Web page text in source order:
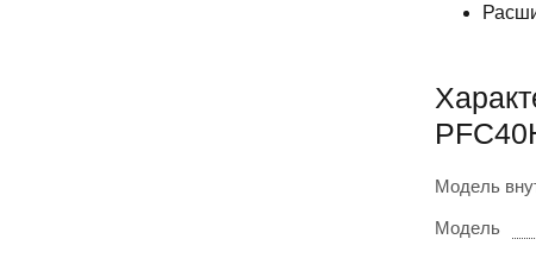
Модель
Модель